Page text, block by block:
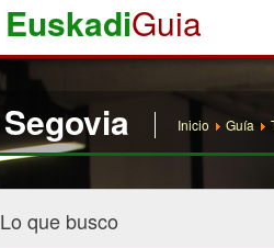
EuskadiGuia
Segovia Inicio Guía
Lo que busco